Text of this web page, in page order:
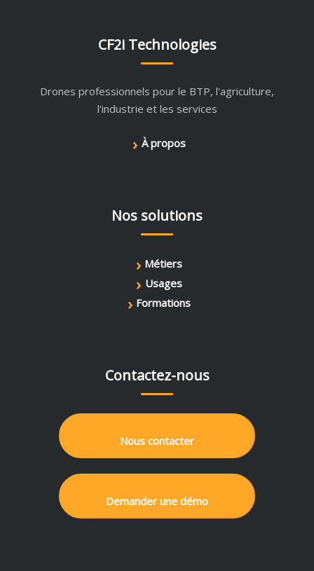
CF2i Technologies
Drones professionnels pour le BTP, l'agriculture,
l'industrie et les services
› À propos
Nos solutions
› Métiers
› Usages
› Formations
Contactez-nous
Nous contacter
Demander une démo